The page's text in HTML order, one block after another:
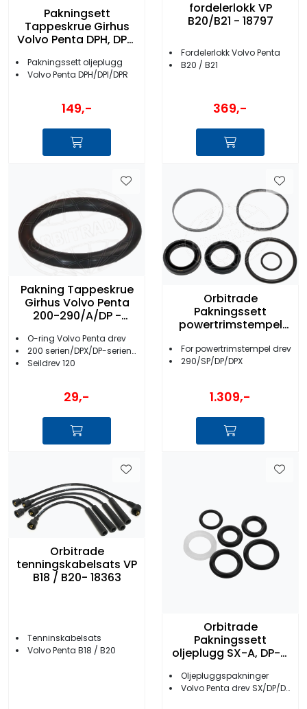
Pakningsett
Tappeskrue Girhus
Volvo Penta DPH, DPR,
Pakningssett oljeplugg
Volvo Penta DPH/DPI/DPR
149,-
fordelerlokk VP
B20/B21 - 18797
Fordelerlokk Volvo Penta
B20 / B21
369,-
Pakning Tappeskrue
Girhus Volvo Penta
200-290/A/DP -
O-ring Volvo Penta drev
200 serien/DPX/DP-serien/SP-serie
Seildrev 120
29,-
Orbitrade
Pakningssett
powertrimstempel
For powertrimstempel drev
290/SP/DP/DPX
1.309,-
Orbitrade
tenningskabelsats VP
B18 / B20- 18363
Tenninskabelsats
Volvo Penta B18 / B20
Orbitrade
Pakningssett
oljeplugg SX-A, DP-G
Oljepluggspakninger
Volvo Penta drev SX/DP/DPX/XDP